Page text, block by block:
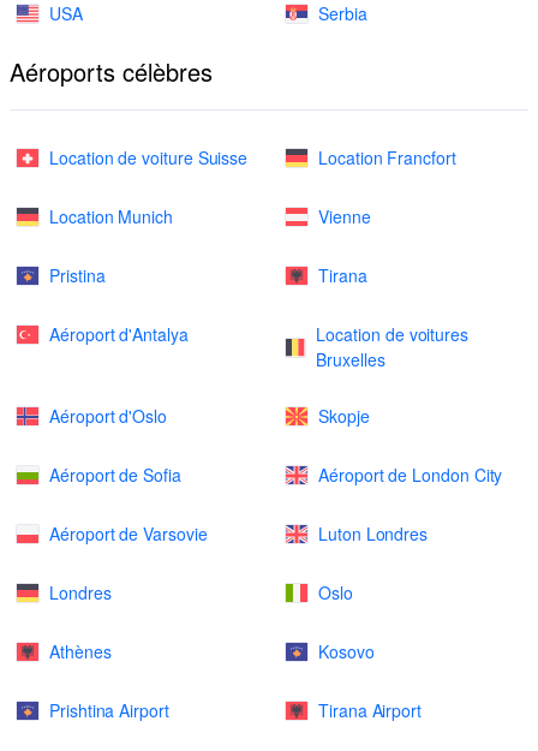
USA Serbia
Aéroports célèbres
Location de voiture Suisse Location Francfort
Location Munich Vienne
Pristina Tirana
Aéroport d'Antalya
Location de voitures
Bruxelles
Aéroport d'Oslo Skopje
Aéroport de Sofia Aéroport de London City
Aéroport de Varsovie Luton Londres
Londres Oslo
Athènes Kosovo
Prishtina Airport Tirana Airport